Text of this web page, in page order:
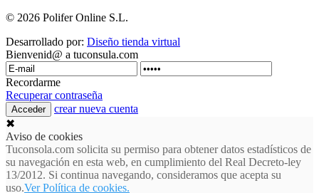
© 2026 Polifer Online S.L.
Desarrollado por: Diseño tienda virtual
Bienvenid@ a tuconsula.com
Recordarme
Recuperar contraseña
crear nueva cuenta
✖
Aviso de cookies
Tuconsola.com solicita su permiso para obtener datos estadísticos de
su navegación en esta web, en cumplimiento del Real Decreto-ley
13/2012. Si continua navegando, consideramos que acepta su
uso.Ver Política de cookies.